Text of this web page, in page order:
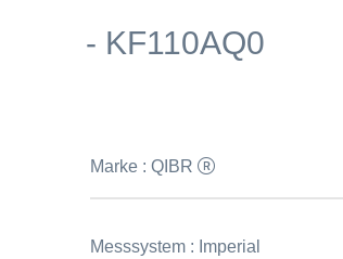
- KF110AQ0
Marke :QIBR
Messsystem : Imperial